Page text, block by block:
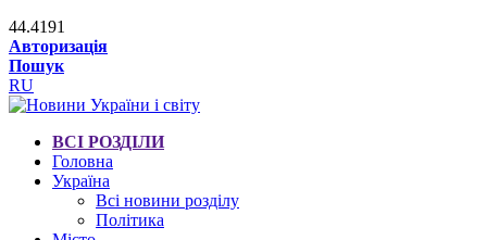
44.4191
Авторизація
Пошук
RU
ВСІ РОЗДІЛИ
Головна
Україна
Всі новини розділу
Політика